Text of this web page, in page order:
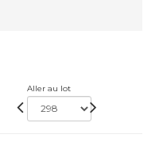
Aller au lot